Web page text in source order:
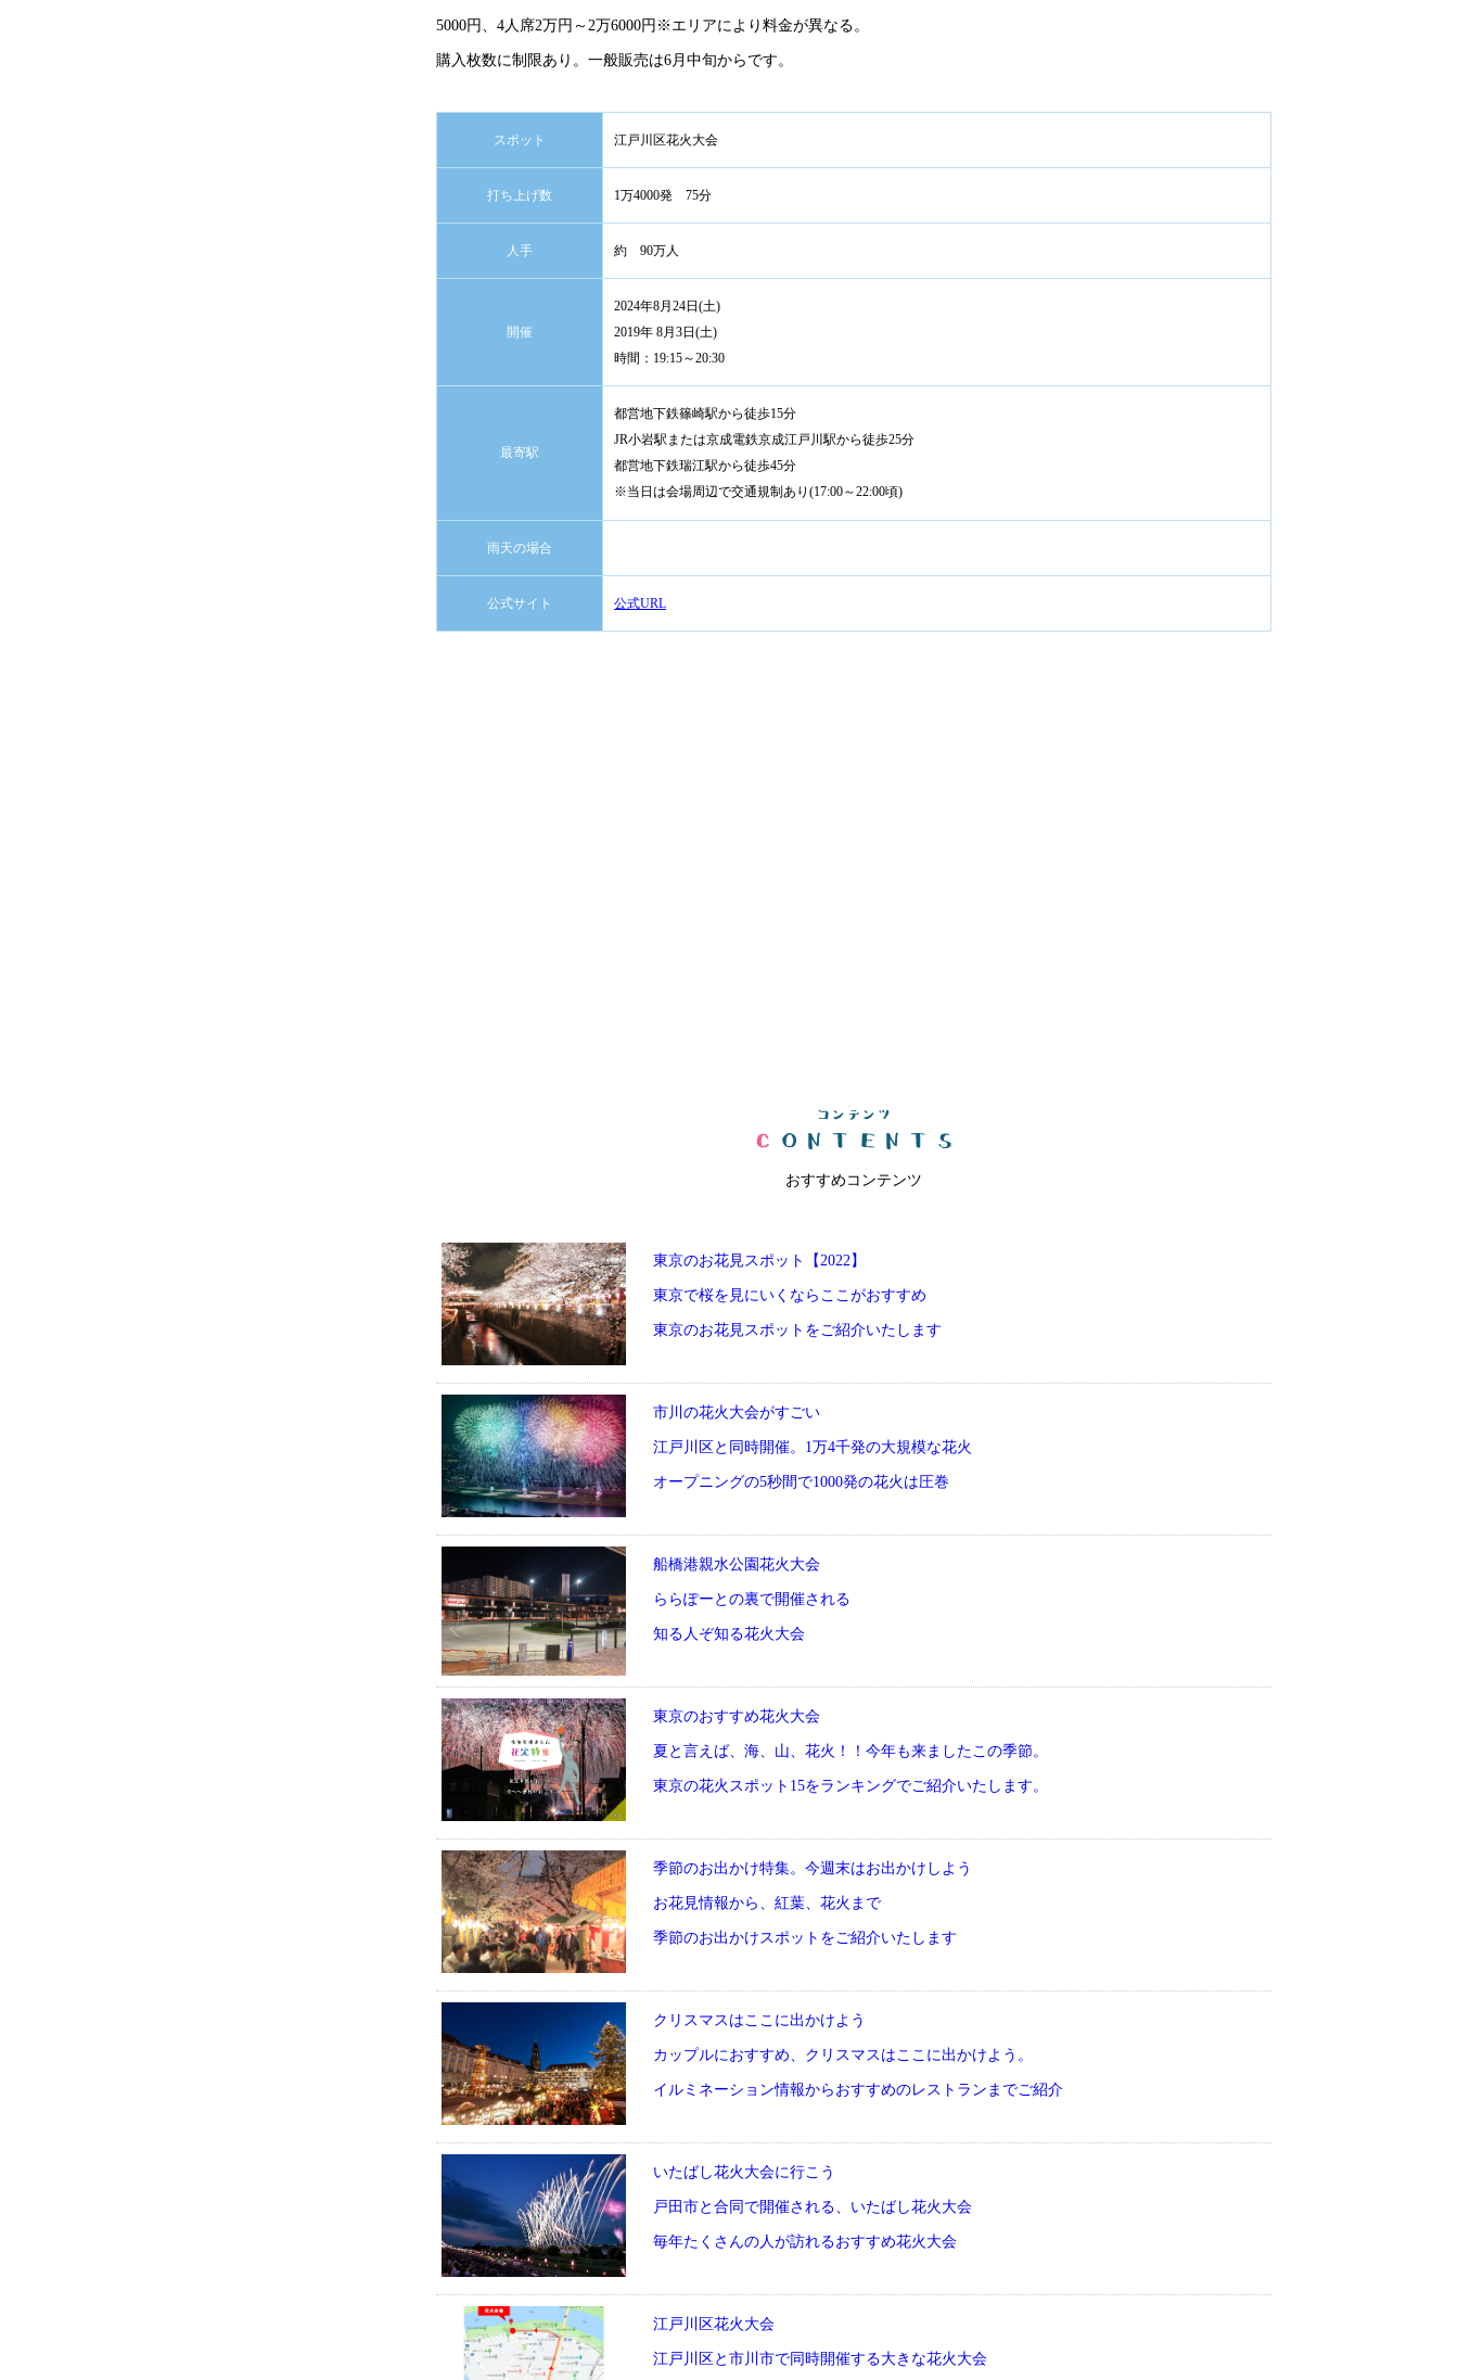
5000円、4人席2万円～2万6000円※エリアにより料金が異なる。
購入枚数に制限あり。一般販売は6月中旬からです。
スポット 江戸川区花火大会
打ち上げ数 1万4000発 75分
人手 約 90万人
開催
2024年8月24日(土)
2019年 8月3日(土)
時間：19:15～20:30
最寄駅
都営地下鉄篠崎駅から徒歩15分
JR小岩駅または京成電鉄京成江戸川駅から徒歩25分
都営地下鉄瑞江駅から徒歩45分
※当日は会場周辺で交通規制あり(17:00～22:00頃)
雨天の場合
公式サイト 公式URL
おすすめコンテンツ
東京のお花見スポット【2022】
東京で桜を見にいくならここがおすすめ
東京のお花見スポットをご紹介いたします
市川の花火大会がすごい
江戸川区と同時開催。1万4千発の大規模な花火
オープニングの5秒間で1000発の花火は圧巻
船橋港親水公園花火大会
ららぽーとの裏で開催される
知る人ぞ知る花火大会
東京のおすすめ花火大会
夏と言えば、海、山、花火！！今年も来ましたこの季節。
東京の花火スポット15をランキングでご紹介いたします。
季節のお出かけ特集。今週末はお出かけしよう
お花見情報から、紅葉、花火まで
季節のお出かけスポットをご紹介いたします
クリスマスはここに出かけよう
カップルにおすすめ、クリスマスはここに出かけよう。
イルミネーション情報からおすすめのレストランまでご紹介
いたばし花火大会に行こう
戸田市と合同で開催される、いたばし花火大会
毎年たくさんの人が訪れるおすすめ花火大会
江戸川区花火大会
江戸川区と市川市で同時開催する大きな花火大会